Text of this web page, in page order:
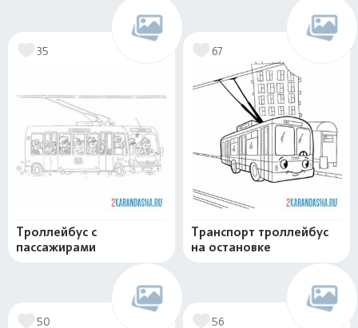
35
Троллейбус с
пассажирами
67
Транспорт троллейбус
на остановке
50 56